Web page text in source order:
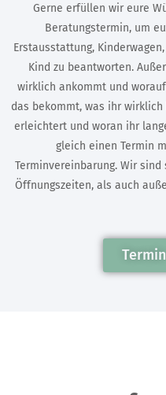
Gerne erfüllen wir eure
Beratungstermin, um
Erstausstattung,
Kind zu beantworten.
wirklich ankommt und
das bekommt, was ihr
erleichtert und woran ihr
gleich einen Termin
Terminvereinbarung. Wir
Öffnungszeiten, als auch